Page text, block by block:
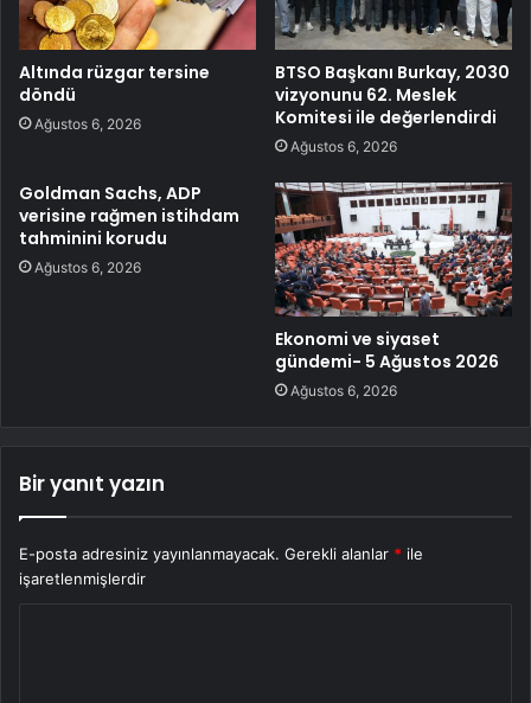
Altında rüzgar tersine
döndü
Ağustos 6, 2026
BTSO Başkanı Burkay, 2030
vizyonunu 62. Meslek
Komitesi ile değerlendirdi
Ağustos 6, 2026
Goldman Sachs, ADP
verisine rağmen istihdam
tahminini korudu
Ağustos 6, 2026
Ekonomi ve siyaset
gündemi- 5 Ağustos 2026
Ağustos 6, 2026
Bir yanıt yazın
E-posta adresiniz yayınlanmayacak. Gerekli alanlar * ile
işaretlenmişlerdir